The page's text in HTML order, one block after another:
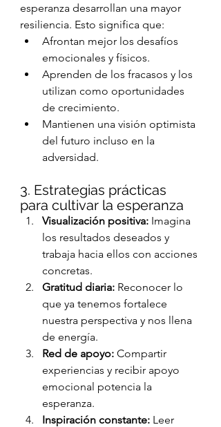
esperanza desarrollan una mayor
resiliencia. Esto significa que:
Afrontan mejor los desafíos
emocionales y físicos.
Aprenden de los fracasos y los
utilizan como oportunidades
de crecimiento.
Mantienen una visión optimista
del futuro incluso en la
adversidad.
3. Estrategias prácticas
para cultivar la esperanza
Visualización positiva: Imagina
los resultados deseados y
trabaja hacia ellos con acciones
concretas.
Gratitud diaria: Reconocer lo
que ya tenemos fortalece
nuestra perspectiva y nos llena
de energía.
Red de apoyo: Compartir
experiencias y recibir apoyo
emocional potencia la
esperanza.
Inspiración constante: Leer